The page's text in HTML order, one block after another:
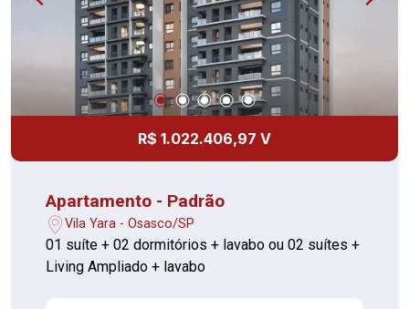
R$ 1.022.406,97 V
Apartamento - Padrão
Vila Yara - Osasco/SP
01 suíte + 02 dormitórios + lavabo ou 02 suítes +
Living Ampliado + lavabo